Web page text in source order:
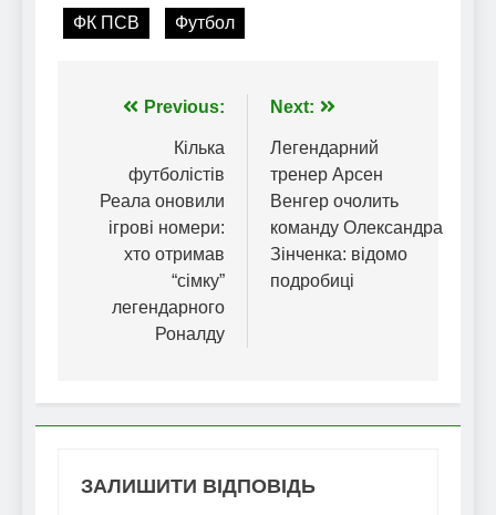
ФК ПСВ Футбол
Навігація
записів
Previous:
Кілька
футболістів
Реала оновили
ігрові номери:
хто отримав
“сімку”
легендарного
Роналду
Next:
Легендарний
тренер Арсен
Венгер очолить
команду Олександра
Зінченка: відомо
подробиці
ЗАЛИШИТИ ВІДПОВІДЬ